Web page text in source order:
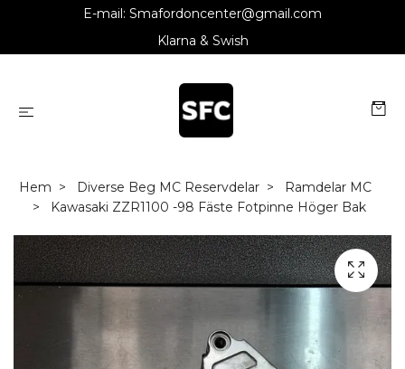
E-mail: Smafordoncenter@gmail.com
Klarna & Swish
Hem Diverse Beg MC Reservdelar
Ramdelar MC
Kawasaki ZZR1100 -98 Fäste Fotpinne Höger Bak